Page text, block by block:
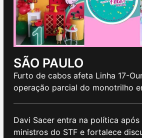
SÃO PAULO
Furto de cabos afeta Linha 17-
operação parcial do monotrilho
Davi Sacer entra na política
ministros do STF e fortalece